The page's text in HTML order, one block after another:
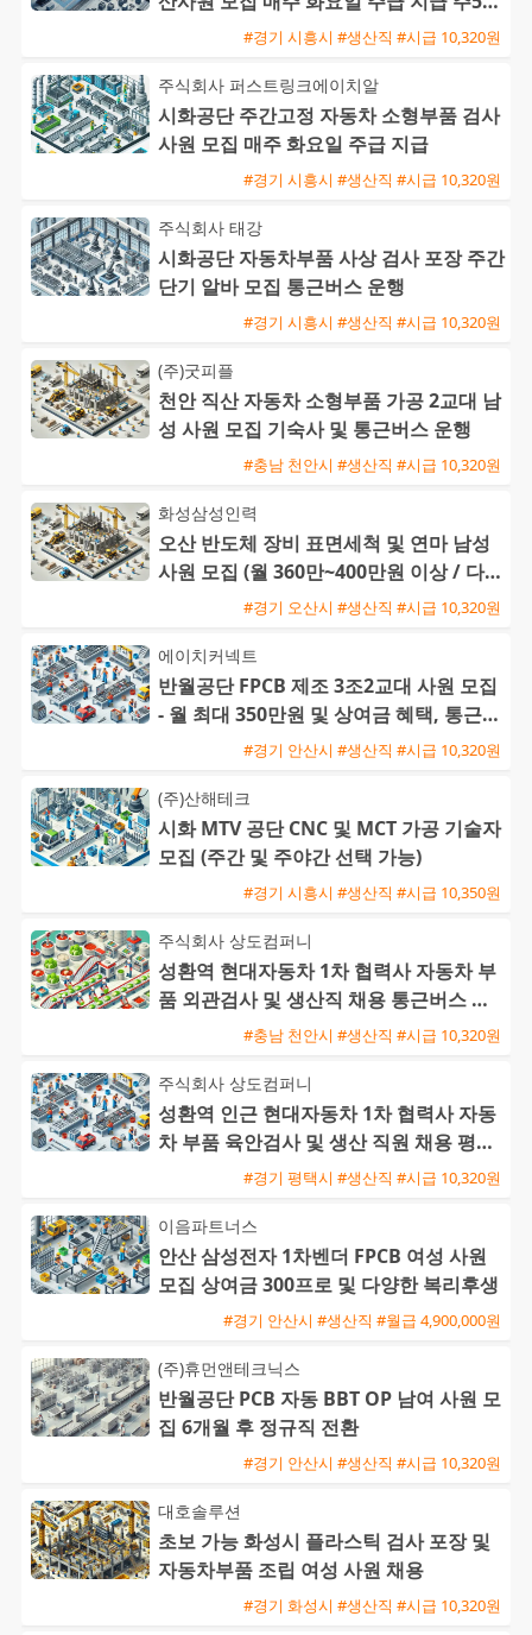
#경기 시흥시 #생산직 #시급 10,320원
주식회사 퍼스트링크에이치알
시화공단 주간고정 자동차 소형부품 검사
사원 모집 매주 화요일 주급 지급
#경기 시흥시 #생산직 #시급 10,320원
주식회사 태강
시화공단 자동차부품 사상 검사 포장 주간
단기 알바 모집 통근버스 운행
#경기 시흥시 #생산직 #시급 10,320원
(주)굿피플
천안 직산 자동차 소형부품 가공 2교대 남
성 사원 모집 기숙사 및 통근버스 운행
#충남 천안시 #생산직 #시급 10,320원
화성삼성인력
오산 반도체 장비 표면세척 및 연마 남성
사원 모집 (월 360만~400만원 이상 / 다양
한 수당 혜택)#경기 오산시 #생산직 #시급 10,320원
에이치커넥트
반월공단 FPCB 제조 3조2교대 사원 모집
- 월 최대 350만원 및 상여금 혜택, 통근버
#경기 안산시 #생산직 #시급 10,320원
(주)산해테크
시화 MTV 공단 CNC 및 MCT 가공 기술자
모집 (주간 및 주야간 선택 가능)
#경기 시흥시 #생산직 #시급 10,350원
주식회사 상도컴퍼니
성환역 현대자동차 1차 협력사 자동차 부
품 외관검사 및 생산직 채용 통근버스 운
#충남 천안시 #생산직 #시급 10,320원
주식회사 상도컴퍼니
성환역 인근 현대자동차 1차 협력사 자동
차 부품 육안검사 및 생산 직원 채용 평택
통근버스 운행#경기 평택시 #생산직 #시급 10,320원
이음파트너스
안산 삼성전자 1차벤더 FPCB 여성 사원
모집 상여금 300프로 및 다양한 복리후생
#경기 안산시 #생산직 #월급 4,900,000원
(주)휴먼앤테크닉스
반월공단 PCB 자동 BBT OP 남여 사원 모
집 6개월 후 정규직 전환
#경기 안산시 #생산직 #시급 10,320원
대호솔루션
초보 가능 화성시 플라스틱 검사 포장 및
자동차부품 조립 여성 사원 채용
#경기 화성시 #생산직 #시급 10,320원